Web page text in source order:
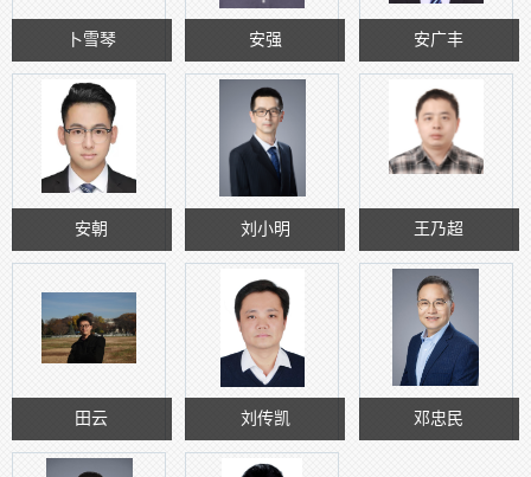
卜雪琴 安强 安广丰
安朝 刘小明 王乃超
田云 刘传凯 邓忠民